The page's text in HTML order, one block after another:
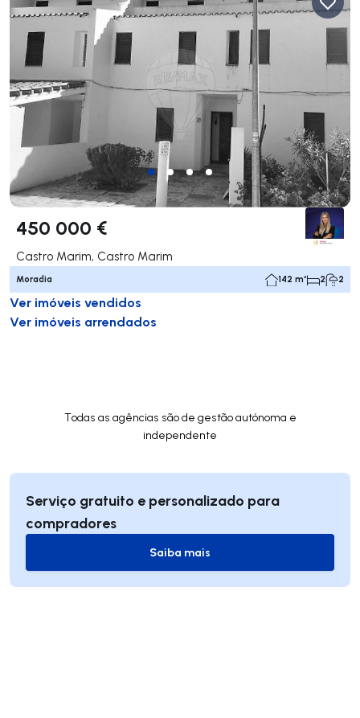
450 000 €
Castro Marim, Castro Marim
Moradia 142 m² 2 2
Ver imóveis vendidos
Ver imóveis arrendados
Todas as agências são de gestão autónoma e
independente
Serviço gratuito e personalizado para
compradores
Saiba mais
Saiba mais